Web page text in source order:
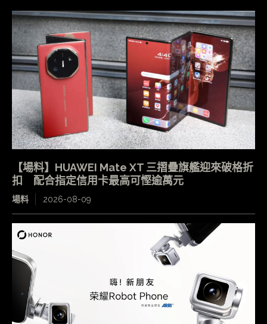
【場料】HUAWEI Mate XT 三摺疊旗艦迎來破格折
扣 配合指定信用卡最高可慳逾萬元
場料 2026-08-09